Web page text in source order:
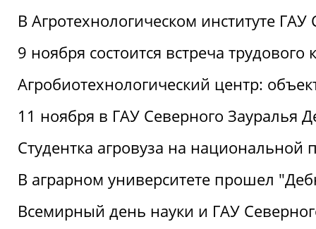
В Агротехнологическом институте
9 ноября состоится встреча трудового
Агробиотехнологический центр:
11 ноября в ГАУ Северного Зауралья
Студентка агровуза на национальной
В аграрном университете прошел
Всемирный день науки и ГАУ